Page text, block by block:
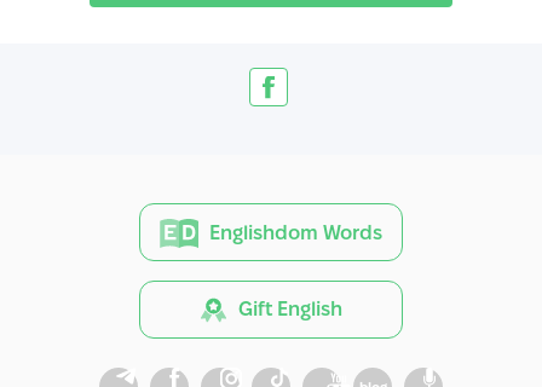
Englishdom Words
Gift English